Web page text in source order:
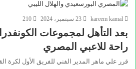
kareem kamal 23 سبتمبر، 2024 210
بعد التأهل لمجموعات
راحة للاعبي المصري
قرر علي ماهر المدير الفني للفريق الأول لكرة